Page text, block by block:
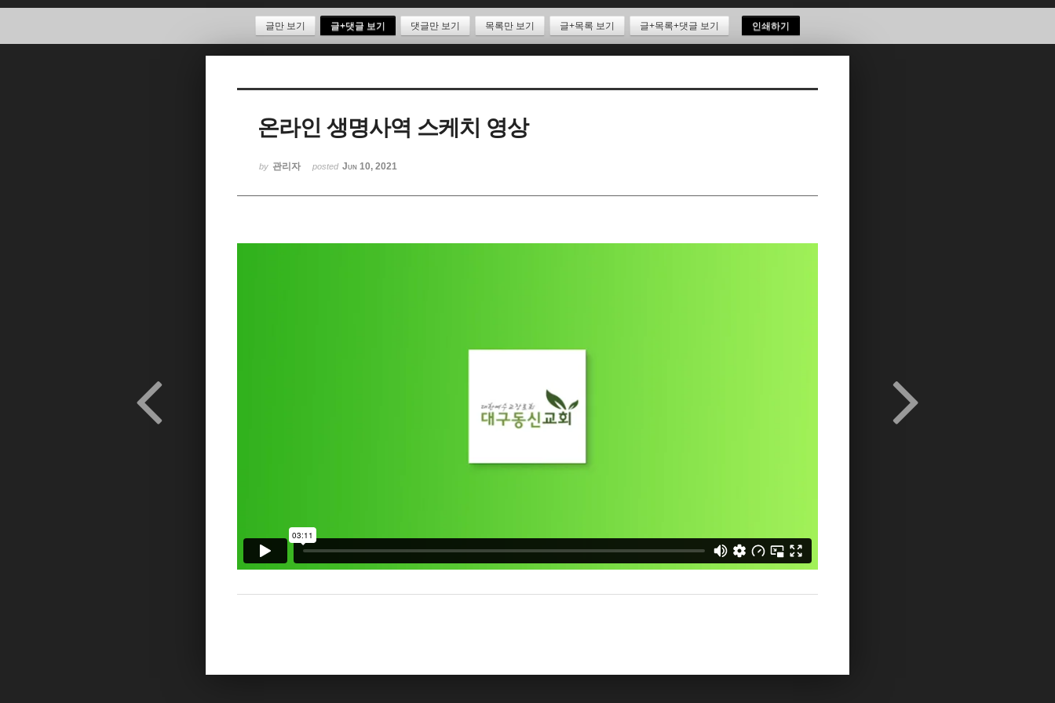
글만 보기 글+댓글 보기 댓글만 보기 목록만 보기 글+목록 보기 글+목록+댓글 보기 인쇄하기
온라인 생명사역 스케치 영상
by 관리자 posted Jun 10, 2021
Sketchbook5, 스케치북5
Sketchbook5, 스케치북5